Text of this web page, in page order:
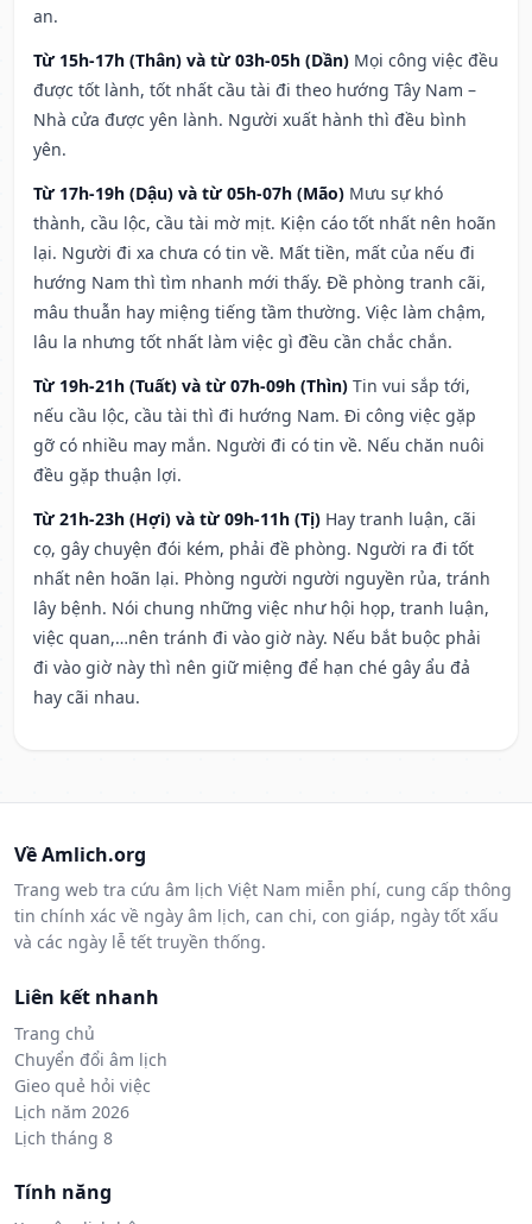
an.
Từ 15h-17h (Thân) và từ 03h-05h (Dần) Mọi công việc đều
được tốt lành, tốt nhất cầu tài đi theo hướng Tây Nam –
Nhà cửa được yên lành. Người xuất hành thì đều bình
yên.
Từ 17h-19h (Dậu) và từ 05h-07h (Mão) Mưu sự khó
thành, cầu lộc, cầu tài mờ mịt. Kiện cáo tốt nhất nên hoãn
lại. Người đi xa chưa có tin về. Mất tiền, mất của nếu đi
hướng Nam thì tìm nhanh mới thấy. Đề phòng tranh cãi,
mâu thuẫn hay miệng tiếng tầm thường. Việc làm chậm,
lâu la nhưng tốt nhất làm việc gì đều cần chắc chắn.
Từ 19h-21h (Tuất) và từ 07h-09h (Thìn) Tin vui sắp tới,
nếu cầu lộc, cầu tài thì đi hướng Nam. Đi công việc gặp
gỡ có nhiều may mắn. Người đi có tin về. Nếu chăn nuôi
đều gặp thuận lợi.
Từ 21h-23h (Hợi) và từ 09h-11h (Tị) Hay tranh luận, cãi
cọ, gây chuyện đói kém, phải đề phòng. Người ra đi tốt
nhất nên hoãn lại. Phòng người người nguyền rủa, tránh
lây bệnh. Nói chung những việc như hội họp, tranh luận,
việc quan,…nên tránh đi vào giờ này. Nếu bắt buộc phải
đi vào giờ này thì nên giữ miệng để hạn ché gây ẩu đả
hay cãi nhau.
Về Amlich.org
Trang web tra cứu âm lịch Việt Nam miễn phí, cung cấp thông
tin chính xác về ngày âm lịch, can chi, con giáp, ngày tốt xấu
và các ngày lễ tết truyền thống.
Liên kết nhanh
Trang chủ
Chuyển đổi âm lịch
Gieo quẻ hỏi việc
Lịch năm 2026
Lịch tháng 8
Tính năng